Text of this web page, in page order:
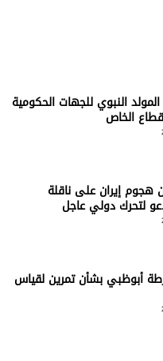
النبوي للجهات الحكومية
الخاص
هجوم إيران على ناقلة
لتحرك دولي عاجل
أبوظبي بشأن تمرين لقياس